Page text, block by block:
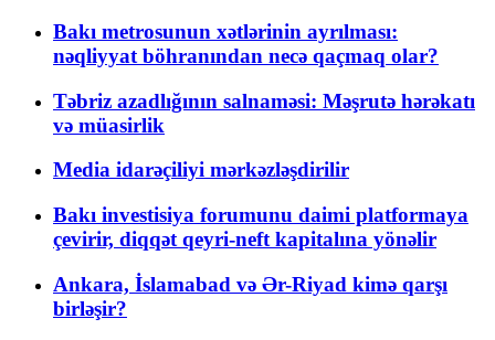
Bakı metrosunun xətlərinin ayrılması:
nəqliyyat böhranından necə qaçmaq olar?
Təbriz azadlığının salnaməsi: Məşrutə hərəkatı
və müasirlik
Media idarəçiliyi mərkəzləşdirilir
Bakı investisiya forumunu daimi platformaya
çevirir, diqqət qeyri-neft kapitalına yönəlir
Ankara, İslamabad və Ər-Riyad kimə qarşı
birləşir?